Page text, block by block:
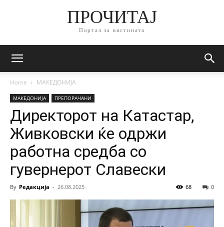
ПРОЧИТАЈ
Портал за вистината
Home МАКЕДОНИЈА
МАКЕДОНИЈА ПРЕПОРАЧАНИ
Директорот на Катастар,
Живковски ќе одржи
работна средба со
гувернерот Славески
By Редакција - 26.08.2025 0
68